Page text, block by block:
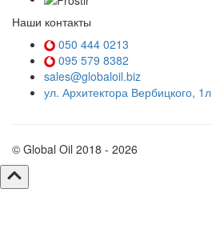
Наши контакты
050 444 0213
095 579 8382
sales@globaloil.biz
ул. Архитектора Вербицкого, 1л
© Global Oil 2018 - 2026